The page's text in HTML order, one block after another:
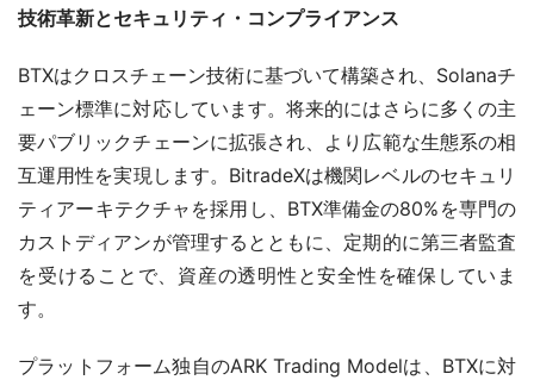
技術革新とセキュリティ・コンプライアンス
BTXはクロスチェーン技術に基づいて構築され、Solanaチ
ェーン標準に対応しています。将来的にはさらに多くの主
要パブリックチェーンに拡張され、より広範な生態系の相
互運用性を実現します。BitradeXは機関レベルのセキュリ
ティアーキテクチャを採用し、BTX準備金の80%を専門の
カストディアンが管理するとともに、定期的に第三者監査
を受けることで、資産の透明性と安全性を確保していま
す。
プラットフォーム独自のARK Trading Modelは、BTXに対